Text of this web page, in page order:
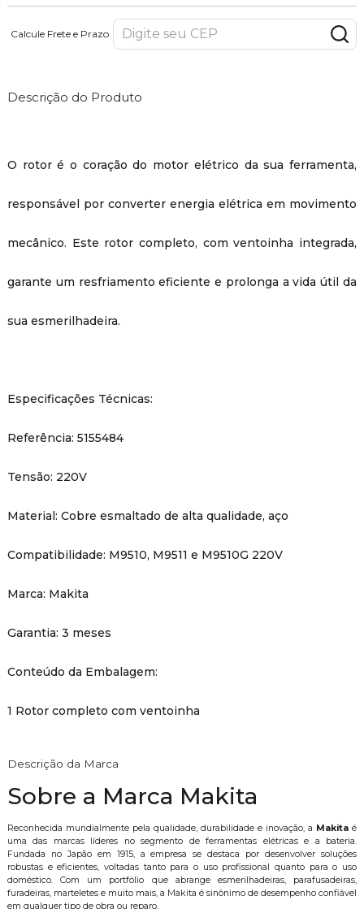
Calcule Frete e Prazo
Descrição do Produto
O rotor é o coração do motor elétrico da sua ferramenta,
responsável por converter energia elétrica em movimento
mecânico. Este rotor completo, com ventoinha integrada,
garante um resfriamento eficiente e prolonga a vida útil da
sua esmerilhadeira.
Especificações Técnicas:
Referência: 5155484
Tensão: 220V
Material: Cobre esmaltado de alta qualidade, aço
Compatibilidade: M9510, M9511 e M9510G 220V
Marca: Makita
Garantia: 3 meses
Conteúdo da Embalagem:
1 Rotor completo com ventoinha
Descrição da Marca
Sobre a Marca Makita
Reconhecida mundialmente pela qualidade, durabilidade e inovação, a Makita é
uma das marcas líderes no segmento de ferramentas elétricas e a bateria.
Fundada no Japão em 1915, a empresa se destaca por desenvolver soluções
robustas e eficientes, voltadas tanto para o uso profissional quanto para o uso
doméstico. Com um portfólio que abrange esmerilhadeiras, parafusadeiras,
furadeiras, marteletes e muito mais, a Makita é sinônimo de desempenho confiável
em qualquer tipo de obra ou reparo.